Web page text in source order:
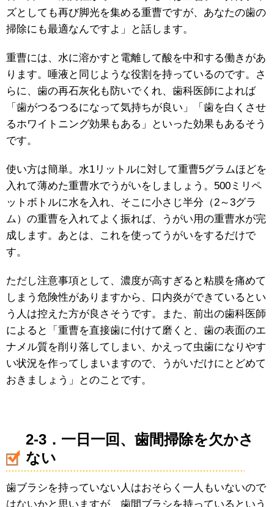
ズとしても再び脚光を集める重曹ですが、あなたの歯の
掃除にも最適なんですよ」と話します。
重曹には、水に溶かすと電離して酸を中和する働きがあ
ります。唾液と同じような役割を持っているのです。さ
らに、歯の再石灰化も防いでくれ、歯科医師によれば
「歯がつるつるになって気持ちが良い」「歯を白くさせ
るホワイトニング効果もある」といった効果もあるそう
です。
使い方は簡単。水1リットルに対して重曹5グラムほどを
入れて薄めた重曹水でうがいをしましょう。500ミリペ
ットボトルに水を入れ、そこに小さじ半分（2～3グラ
ム）の重曹を入れてよく振れば、うがい用の重曹水が完
成します。あとは、これを使ってうがいをするだけで
す。
ただし注意事項として、濃度が高すぎると粘膜を痛めて
しまう危険性がありますから、口内炎ができているとい
う人は控えた方が良さそうです。また、前出の歯科医師
によると「重曹を直接歯に付けて磨くと、歯の表面のエ
ナメル質を削り落してしまい、かえって虫歯になりやす
い状況を作ってしまいますので、うがいだけにとどめて
おきましょう」とのことです。
2-3．一日一回、歯間掃除を欠かさ
ない
歯ブラシを持っていない人はおそらく一人もいないので
はないかと思いますが、歯間ブラシを持っているという